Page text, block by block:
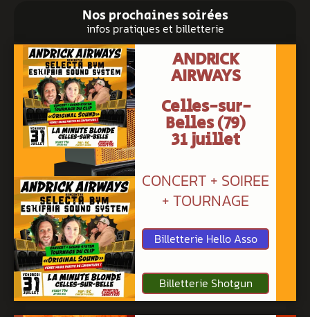
Nos prochaines soirées
infos pratiques et billetterie
ANDRICK
AIRWAYS
Celles-sur-
Belles (79)
31 juillet
CONCERT + SOIREE
+ TOURNAGE
Billetterie Hello Asso
Billetterie Shotgun